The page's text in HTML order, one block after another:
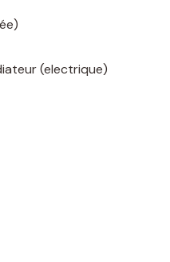
(electrique)